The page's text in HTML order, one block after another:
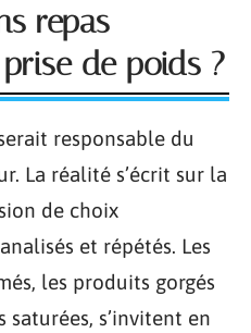
repas
de poids ?
responsable du
La réalité s’écrit sur la
de choix
et répétés. Les
les produits gorgés
saturées, s’invitent en